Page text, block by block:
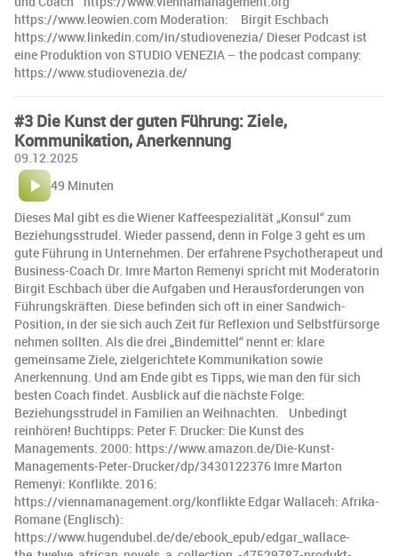
https://www.leowien.com Moderation: Birgit Eschbach
https://www.linkedin.com/in/studiovenezia/ Dieser Podcast ist
eine Produktion von STUDIO VENEZIA – the podcast company:
https://www.studiovenezia.de/
#3 Die Kunst der guten Führung: Ziele,
Kommunikation, Anerkennung
09.12.2025
49 Minuten
Dieses Mal gibt es die Wiener Kaffeespezialität „Konsul“ zum
Beziehungsstrudel. Wieder passend, denn in Folge 3 geht es um
gute Führung in Unternehmen. Der erfahrene Psychotherapeut und
Business-Coach Dr. Imre Marton Remenyi spricht mit Moderatorin
Birgit Eschbach über die Aufgaben und Herausforderungen von
Führungskräften. Diese befinden sich oft in einer Sandwich-
Position, in der sie sich auch Zeit für Reflexion und Selbstfürsorge
nehmen sollten. Als die drei „Bindemittel“ nennt er: klare
gemeinsame Ziele, zielgerichtete Kommunikation sowie
Anerkennung. Und am Ende gibt es Tipps, wie man den für sich
besten Coach findet. Ausblick auf die nächste Folge:
Beziehungsstrudel in Familien an Weihnachten. Unbedingt
reinhören! Buchtipps: Peter F. Drucker: Die Kunst des
Managements. 2000: https://www.amazon.de/Die-Kunst-
Managements-Peter-Drucker/dp/3430122376 Imre Marton
Remenyi: Konflikte. 2016:
https://viennamanagement.org/konflikte Edgar Wallaceh: Afrika-
Romane (Englisch):
https://www.hugendubel.de/de/ebook_epub/edgar_wallace-